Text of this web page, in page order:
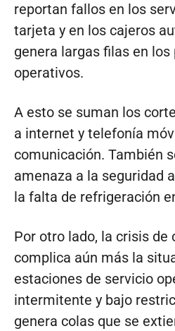
reportan fallos en los
tarjeta y en los cajeros
genera largas filas en los
operativos.
A esto se suman los
a internet y telefonía
comunicación. También
amenaza a la seguridad
la falta de refrigeración
Por otro lado, la crisis de
complica aún más la
estaciones de servicio
intermitente y bajo
genera colas que se